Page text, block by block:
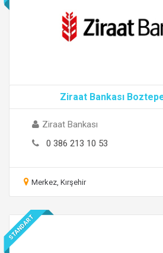
Ziraat Bankası
Ziraat Bankası
0 386 213 10 53
Merkez, Kırşehir
STANDART